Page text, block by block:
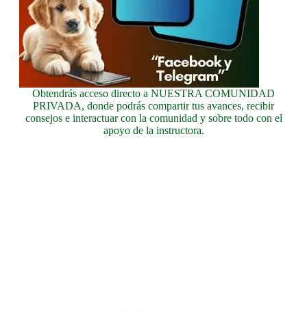
Obtendrás acceso directo a NUESTRA COMUNIDAD
PRIVADA, donde podrás compartir tus avances, recibir
consejos e interactuar con la comunidad y sobre todo con el
apoyo de la instructora.